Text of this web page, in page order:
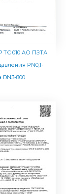
ТС 010 АО ПЗТА
PN0,1-
800